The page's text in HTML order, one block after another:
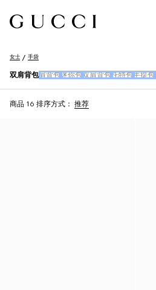
女士 手袋
双肩背包肩背包 迷你包 双肩背包 托特包 手提包
商品 16 排序方式： 推荐